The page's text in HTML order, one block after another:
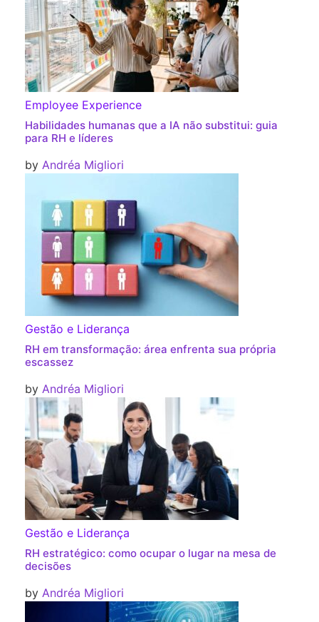
Employee Experience
Habilidades humanas que a IA não substitui: guia
para RH e líderes
by Andréa Migliori
Gestão e Liderança
RH em transformação: área enfrenta sua própria
escassez
by Andréa Migliori
Gestão e Liderança
RH estratégico: como ocupar o lugar na mesa de
decisões
by Andréa Migliori